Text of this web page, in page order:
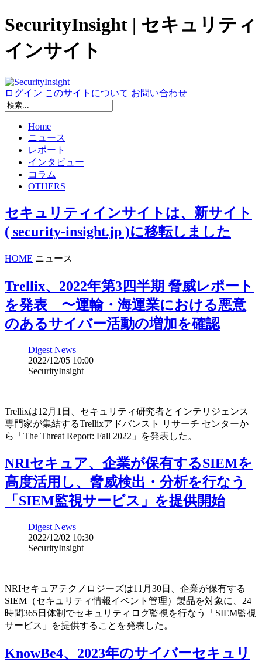
SecurityInsight | セキュリティ
インサイト
ログイン このサイトについて お問い合わせ
Home
ニュース
レポート
インタビュー
コラム
OTHERS
セキュリティインサイトは、新サイト
( security-insight.jp )に移転しました
HOME ニュース
Trellix、2022年第3四半期 脅威レポート
を発表 〜運輸・海運業における悪意
のあるサイバー活動の増加を確認
Digest News
2022/12/05 10:00
SecurityInsight
Trellixは12月1日、セキュリティ研究者とインテリジェンス
専門家が集結するTrellixアドバンスト リサーチ センターか
ら「The Threat Report: Fall 2022」を発表した。
NRIセキュア、企業が保有するSIEMを
高度活用し、脅威検出・分析を行なう
「SIEM監視サービス」を提供開始
Digest News
2022/12/02 10:30
SecurityInsight
NRIセキュアテクノロジーズは11月30日、企業が保有する
SIEM（セキュリティ情報イベント管理）製品を対象に、24
時間365日体制でセキュリティログ監視を行なう「SIEM監視
サービス」を提供することを発表した。
KnowBe4、2023年のサイバーセキュリ